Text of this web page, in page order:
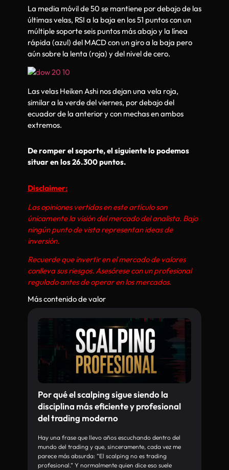
La media móvil de 50 se mantiene por debajo de las
últimas velas, RSI a la baja en los 51 puntos con un
múltiple soporte seis puntos más abajo y la línea
rápida (azul) del MACD con un giro a la baja pero
aún sobre la lenta (roja) y del nivel de cero.
Las velas Heiken Ashi nos dejan una vela roja,
similar a la verde del viernes, por debajo del
ecuador de la anterior y con mechas en ambos
extremos.
De romper el soporte, el siguiente lo podemos
situar en los 26.300 puntos.
Disclaimer:
Las opiniones vertidas en este artículo son
únicamente la visión del mercado del analista. Bajo
ningún punto de vista representan ideas de
inversión.
Recuerde que invertir en el mercado de valores
conlleva sus riesgos. Asesórese con un profesional
regulado antes de operar en los mercados.
Más contenido de valor
Por qué el scalping sigue siendo la
disciplina más eficiente y profesional
del trading moderno
Hay una frase que llevo años escuchando dentro del
mundo del trading y que, sinceramente, cada vez me
parece más absurda: “El scalping no es trading
profesional.” Y normalmente quien dice eso suele